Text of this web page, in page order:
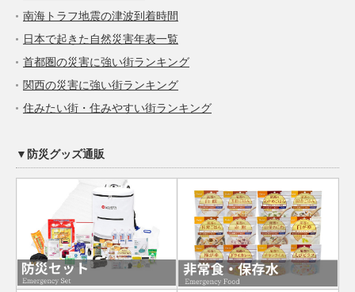
南海トラフ地震の津波到着時間
日本で起きた自然災害年表一覧
首都圏の災害に強い街ランキング
関西の災害に強い街ランキング
住みたい街・住みやすい街ランキング
▼防災グッズ通販